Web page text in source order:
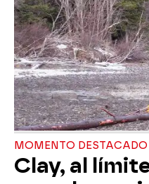
MOMENTO DESTACADO
Clay, al